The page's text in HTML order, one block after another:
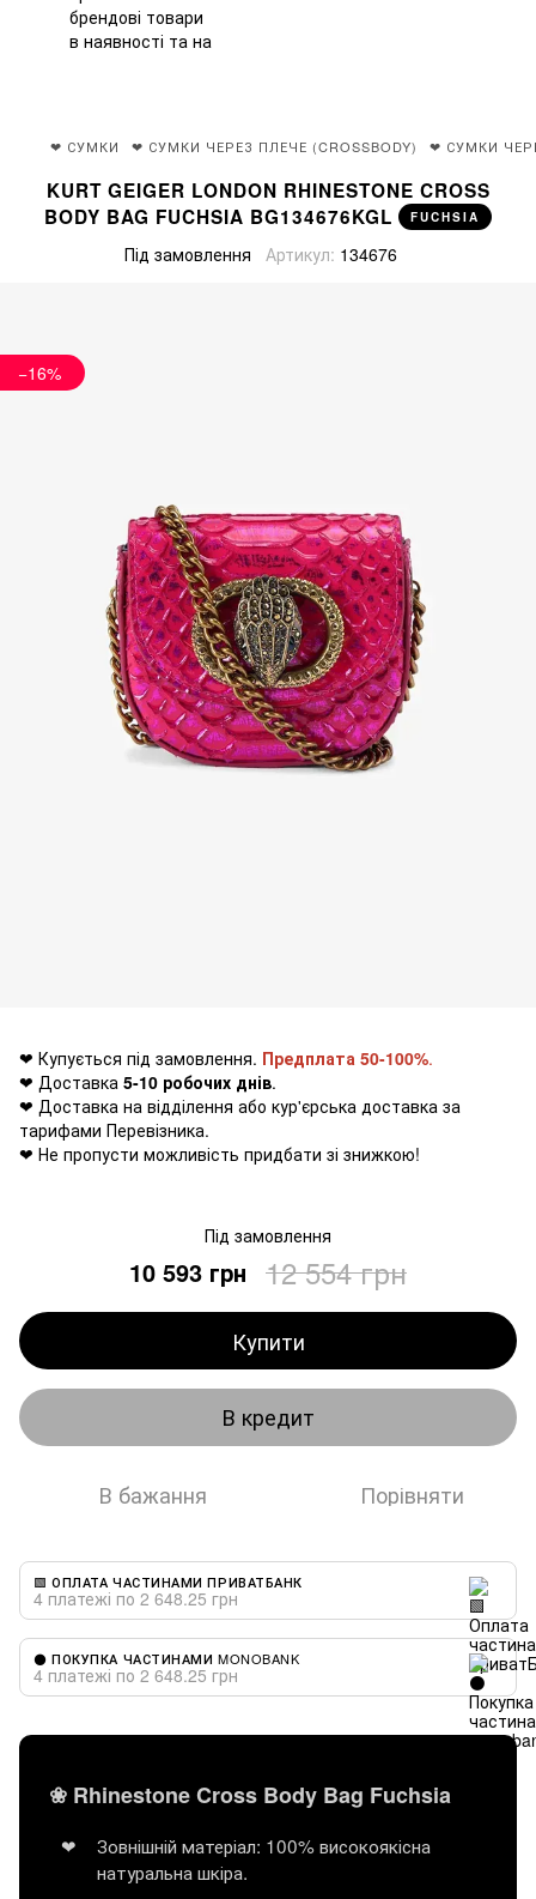
❤ СУМКИ ❤ СУМКИ ЧЕРЕЗ ПЛЕЧЕ (CROSSBODY) ❤ СУМКИ
KURT GEIGER LONDON RHINESTONE CROSS
BODY BAG FUCHSIA BG134676KGL
FUCHSIA
Під замовлення Артикул: 134676
−16%
❤ Купується під замовлення. Предплата 50-100%.
❤ Доставка 5-10 робочих днів.
❤ Доставка на відділення або кур'єрська доставка за
тарифами Перевізника.
❤ Не пропусти можливість придбати зі знижкою!
Під замовлення
10 593 грн 12 554 грн
Купити
В кредит
В бажання Порівняти
🟩 ОПЛАТА ЧАСТИНАМИ ПРИВАТБАНК
4 платежі по 2 648.25 грн
⚫ ПОКУПКА ЧАСТИНАМИ MONOBANK
4 платежі по 2 648.25 грн
❀ Rhinestone Cross Body Bag Fuchsia
Зовнішній матеріал: 100% високоякісна
натуральна шкіра.